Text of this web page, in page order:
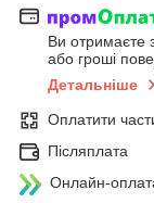
Ви отримаєте
або гроші
Детальніше
Оплатити
Післяплата
Онлайн-